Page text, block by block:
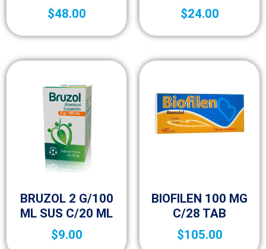
$48.00
$24.00
BRUZOL 2 G/100
ML SUS C/20 ML
$9.00
BIOFILEN 100 MG
C/28 TAB
$105.00